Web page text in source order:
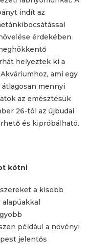
indít az
érdekében.
helyeztek ki a
ami egy
mennyi
az emésztésük
26-tól az újbudai
és kipróbálható.
kötni
a kisebb
például a növényi
jelentős